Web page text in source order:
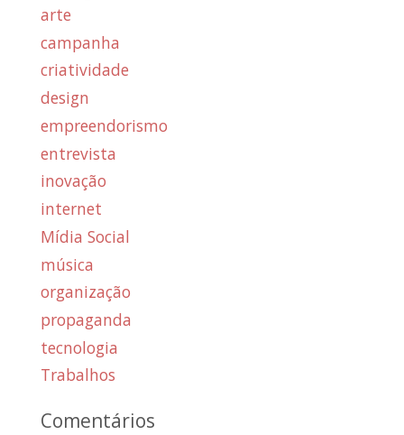
arte
campanha
criatividade
design
empreendorismo
entrevista
inovação
internet
Mídia Social
música
organização
propaganda
tecnologia
Trabalhos
Comentários